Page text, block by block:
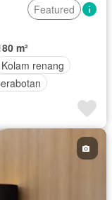
Featured
m²
Kolam renang